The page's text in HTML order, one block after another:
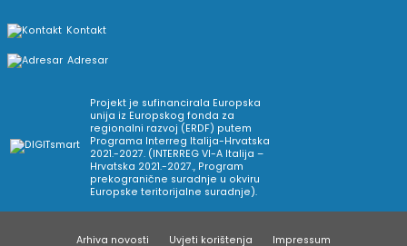
Kontakt
Adresar
Projekt je sufinancirala Europska
unija iz Europskog fonda za
regionalni razvoj (ERDF) putem
Programa Interreg Italija-Hrvatska
2021.-2027. (INTERREG VI-A Italija –
Hrvatska 2021.-2027., Program
prekogranične suradnje u okviru
Europske teritorijalne suradnje).
Arhiva novosti Uvjeti korištenja Impressum